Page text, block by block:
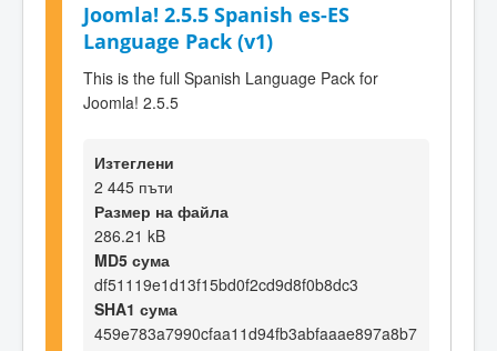
Joomla! 2.5.5 Spanish es-ES
Language Pack (v1)
This is the full Spanish Language Pack for
Joomla! 2.5.5
Изтеглени
2 445 пъти
Размер на файла
286.21 kB
MD5 сума
df51119e1d13f15bd0f2cd9d8f0b8dc3
SHA1 сума
459e783a7990cfaa11d94fb3abfaaae897a8b7